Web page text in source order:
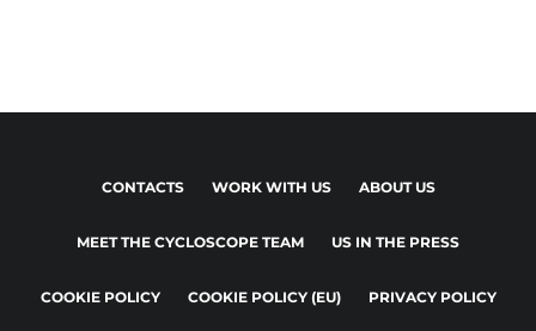
CONTACTS WORK WITH US ABOUT US
MEET THE CYCLOSCOPE TEAM US IN THE PRESS
COOKIE POLICY COOKIE POLICY (EU) PRIVACY POLICY